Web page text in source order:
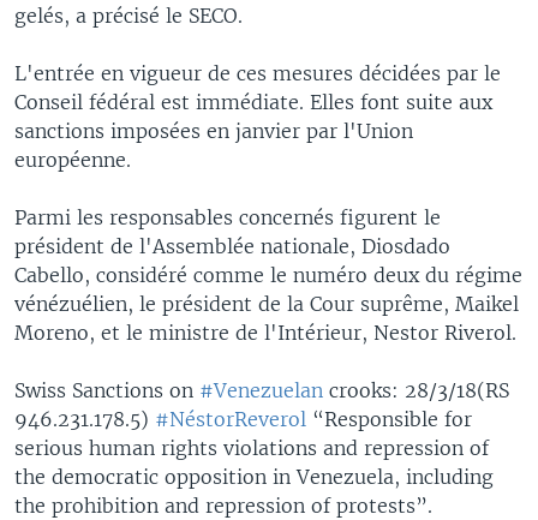
gelés, a précisé le SECO.
L'entrée en vigueur de ces mesures décidées par le
Conseil fédéral est immédiate. Elles font suite aux
sanctions imposées en janvier par l'Union
européenne.
Parmi les responsables concernés figurent le
président de l'Assemblée nationale, Diosdado
Cabello, considéré comme le numéro deux du régime
vénézuélien, le président de la Cour suprême, Maikel
Moreno, et le ministre de l'Intérieur, Nestor Riverol.
Swiss Sanctions on #Venezuelan crooks: 28/3/18(RS
946.231.178.5) #NéstorReverol “Responsible for
serious human rights violations and repression of
the democratic opposition in Venezuela, including
the prohibition and repression of protests”.